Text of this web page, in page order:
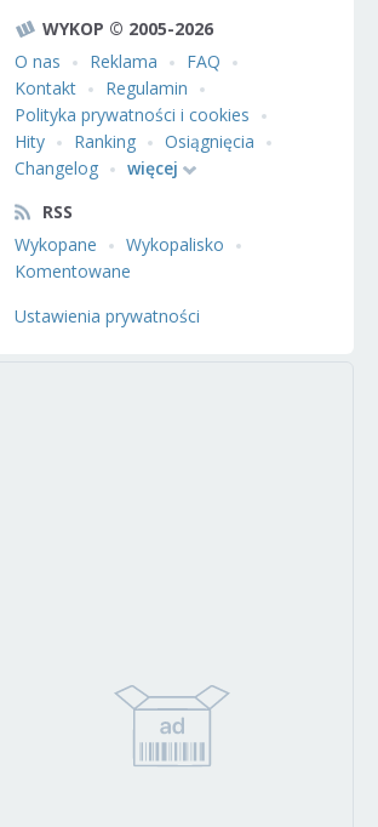
WYKOP © 2005-2026
O nas
Reklama
FAQ
Kontakt
Regulamin
Polityka prywatności i cookies
Hity
Ranking
Osiągnięcia
Changelog
więcej
RSS
Wykopane
Wykopalisko
Komentowane
Ustawienia prywatności